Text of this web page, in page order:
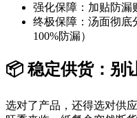
强化保障：加贴防漏
终极保障：汤面彻底
100%防漏）
📦 稳定供货：别
选对了产品，还得选对供